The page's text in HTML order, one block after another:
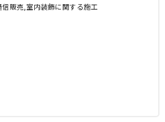
販売,室内装飾に関する施工